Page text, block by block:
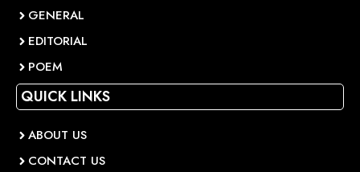
GENERAL
EDITORIAL
POEM
QUICK LINKS
ABOUT US
CONTACT US